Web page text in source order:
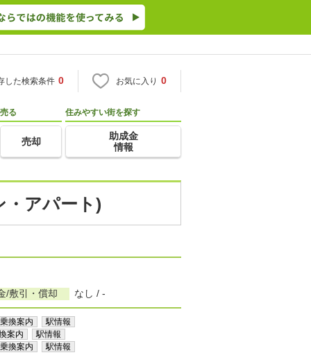
した検索条件 0 お気に入り 0
売る
売却
住みやすい街を探す
助成金
情報
・アパート)
/敷引・償却 なし / -
乗換案内
駅情報
案内
駅情報
乗換案内
駅情報